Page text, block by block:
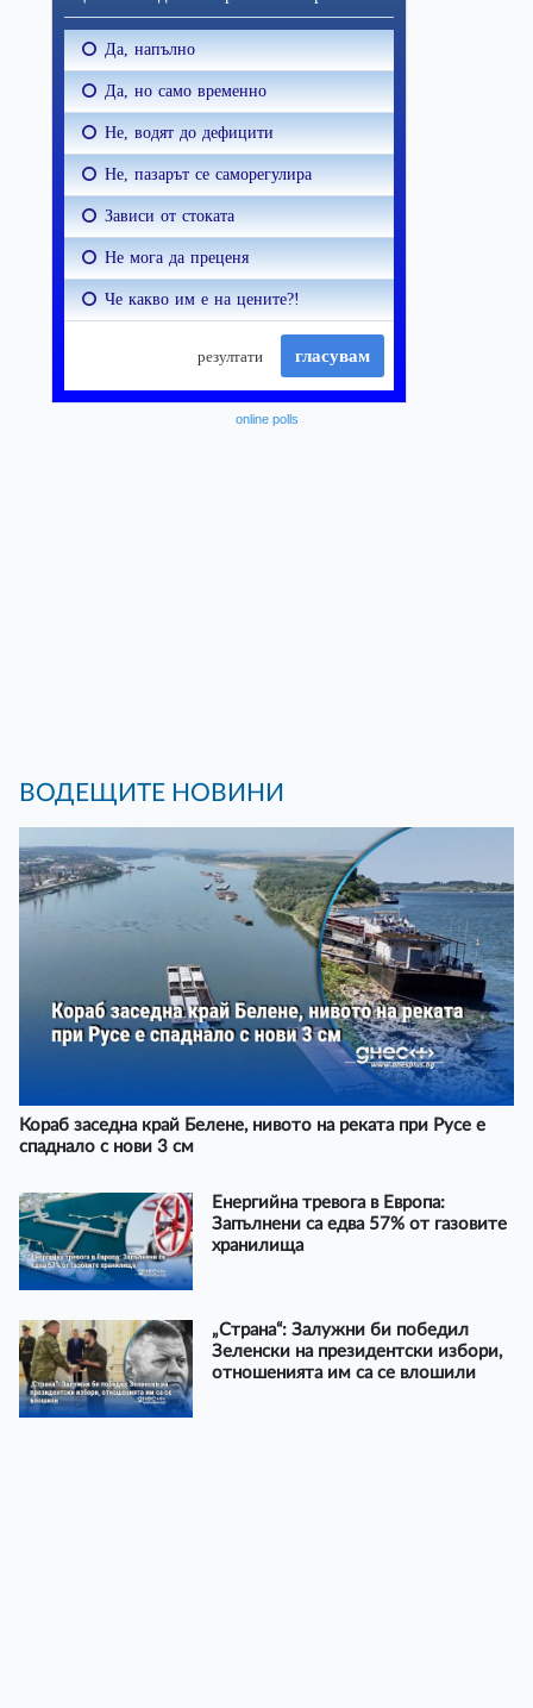
online polls
ВОДЕЩИТЕ НОВИНИ
Кораб заседна край Белене, нивото на реката при Русе е
спаднало с нови 3 см
Енергийна тревога в Европа:
Запълнени са едва 57% от газовите
хранилища
„Страна“: Залужни би победил
Зеленски на президентски избори,
отношенията им са се влошили